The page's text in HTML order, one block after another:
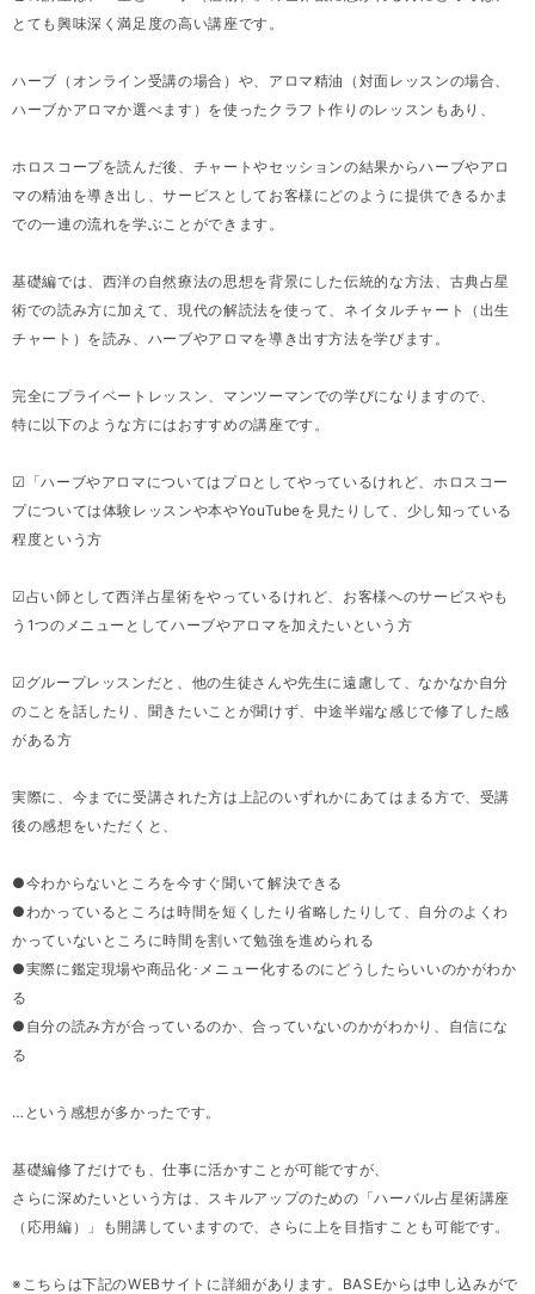
とても興味深く満足度の高い講座です。
ハーブ（オンライン受講の場合）や、アロマ精油（対面レッスンの場合、
ハーブかアロマか選べます）を使ったクラフト作りのレッスンもあり、
ホロスコープを読んだ後、チャートやセッションの結果からハーブやアロ
マの精油を導き出し、サービスとしてお客様にどのように提供できるかま
での一連の流れを学ぶことができます。
基礎編では、西洋の自然療法の思想を背景にした伝統的な方法、古典占星
術での読み方に加えて、現代の解読法を使って、ネイタルチャート（出生
チャート）を読み、ハーブやアロマを導き出す方法を学びます。
完全にプライベートレッスン、マンツーマンでの学びになりますので、
特に以下のような方にはおすすめの講座です。
☑「ハーブやアロマについてはプロとしてやっているけれど、ホロスコー
プについては体験レッスンや本やYouTubeを見たりして、少し知っている
程度という方
☑占い師として西洋占星術をやっているけれど、お客様へのサービスやも
う1つのメニューとしてハーブやアロマを加えたいという方
☑グループレッスンだと、他の生徒さんや先生に遠慮して、なかなか自分
のことを話したり、聞きたいことが聞けず、中途半端な感じで修了した感
がある方
実際に、今までに受講された方は上記のいずれかにあてはまる方で、受講
後の感想をいただくと、
●今わからないところを今すぐ聞いて解決できる
●わかっているところは時間を短くしたり省略したりして、自分のよくわ
かっていないところに時間を割いて勉強を進められる
●実際に鑑定現場や商品化･メニュー化するのにどうしたらいいのかがわか
る
●自分の読み方が合っているのか、合っていないのかがわかり、自信にな
る
…という感想が多かったです。
基礎編修了だけでも、仕事に活かすことが可能ですが、
さらに深めたいという方は、スキルアップのための「ハーバル占星術講座
（応用編）」も開講していますので、さらに上を目指すことも可能です。
※こちらは下記のWEBサイトに詳細があります。BASEからは申し込みがで